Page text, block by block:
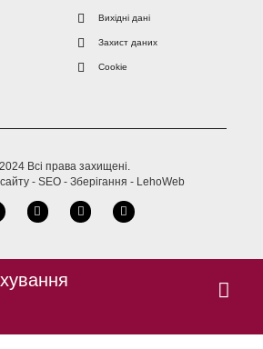
Вихідні дані
Захист даних
Cookie
Всі права захищені.
- SEO - Зберігання - LehoWeb